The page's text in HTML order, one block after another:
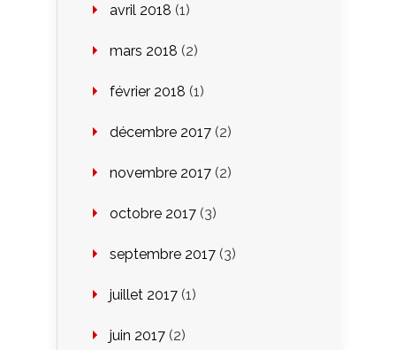
avril 2018 (1)
mars 2018 (2)
février 2018 (1)
décembre 2017 (2)
novembre 2017 (2)
octobre 2017 (3)
septembre 2017 (3)
juillet 2017 (1)
juin 2017 (2)